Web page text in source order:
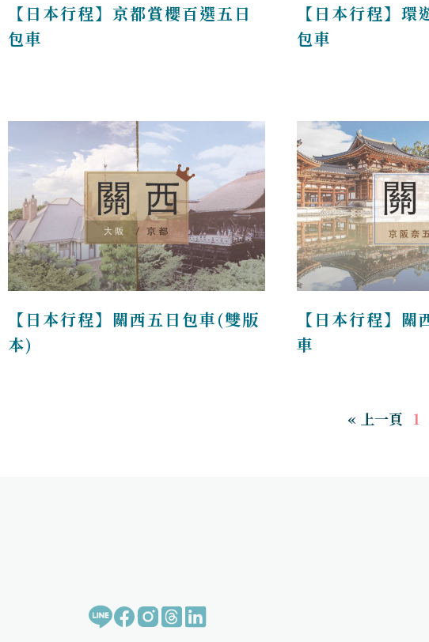
【日本行程】京都賞櫻百選五日
包車
【日本行程】環
包車
【日本行程】關西五日包車(雙版
本)
【日本行程】關
車
« 上一頁 1